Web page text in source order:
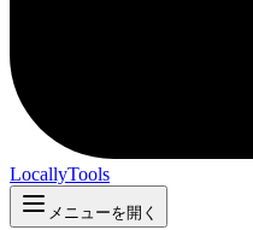
LocallyTools
メニューを開く